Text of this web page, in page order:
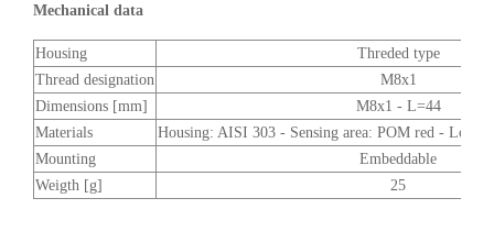
Mechanical data
Housing
Threded type
Thread designation
M8x1
Dimensions [mm]
M8x1 - L=44
Materials
Housing: AISI 303 - Sensing area: POM red - Lock
Mounting
Embeddable
Weigth [g]
25